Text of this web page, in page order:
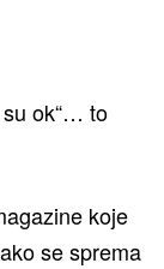
su ok“… to
koje
se sprema